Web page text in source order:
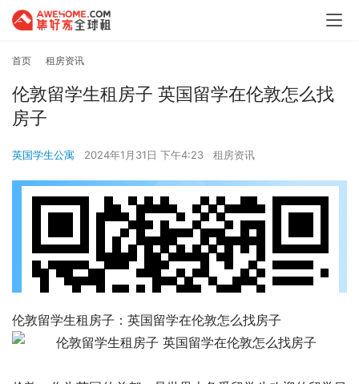
首页 租房资讯
伦敦留学生租房子 英国留学在伦敦怎么找
房子
英国学生公寓 2024年1月31日 下午4:23 租房资讯
伦敦留学生租房子：英国留学在伦敦怎么找房子